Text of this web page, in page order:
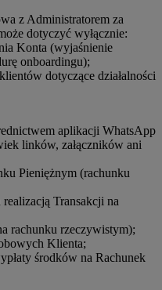
z Administratorem za
dotyczyć wyłącznie:
Konta (wyjaśnienie
onboardingu);
dotyczące działalności
aplikacji WhatsApp
linków, załączników ani
Pieniężnym (rachunku
Transakcji na
rachunku rzeczywistym);
Klienta;
środków na Rachunek